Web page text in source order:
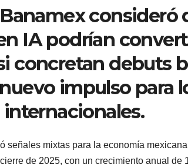
Banamex consideró
IA podrían
concretan debuts
impulso para
señales mixtas para la economía
de 2025, con un crecimiento anual de